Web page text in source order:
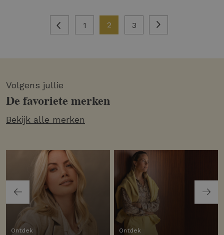
1 2 3
Volgens jullie
De favoriete merken
Bekijk alle merken
Ontdek Ontdek